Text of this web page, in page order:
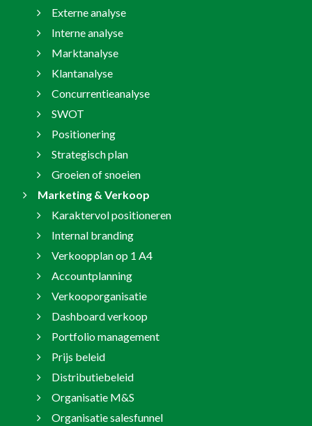
Externe analyse
Interne analyse
Marktanalyse
Klantanalyse
Concurrentieanalyse
SWOT
Positionering
Strategisch plan
Groeien of snoeien
Marketing & Verkoop
Karaktervol positioneren
Internal branding
Verkoopplan op 1 A4
Accountplanning
Verkooporganisatie
Dashboard verkoop
Portfolio management
Prijs beleid
Distributiebeleid
Organisatie M&S
Organisatie salesfunnel